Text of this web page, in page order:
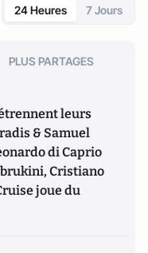
24 Heures 7 Jours
PLUS PARTAGES
leurs
& Samuel
di Caprio
Cristiano
joue du